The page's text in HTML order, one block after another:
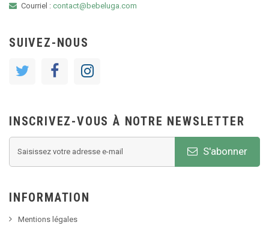
Courriel : contact@bebeluga.com
SUIVEZ-NOUS
INSCRIVEZ-VOUS À NOTRE NEWSLETTER
S'abonner
INFORMATION
Mentions légales